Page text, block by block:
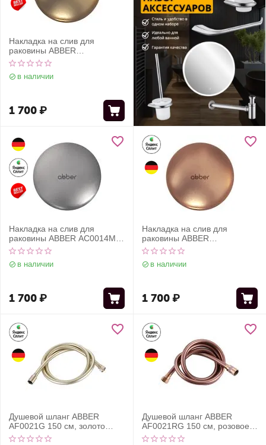
Накладка на слив для
раковины ABBER
AC0014MMG золото
матовое, керамика
в наличии
1 700₽
Накладка на слив для
раковины ABBER AC0014MS
серебряная матовая,
керамика
в наличии
1 700₽
Накладка на слив для
раковины ABBER
AC0014MRG розовое золото
матовое, керамика
в наличии
1 700₽
Душевой шланг ABBER
AF0021G 150 см, золото
матовое
Душевой шланг ABBER
AF0021RG 150 см, розовое
золото